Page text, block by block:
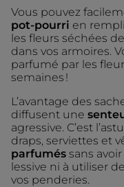
Vous pouvez
pot-pourri en
les fleurs séchées
dans vos armoires.
parfumé par les
semaines !
L’avantage des
diffusent une
agressive. C’est
draps, serviettes et
parfumés sans
lessive ni à utiliser
vos penderies.